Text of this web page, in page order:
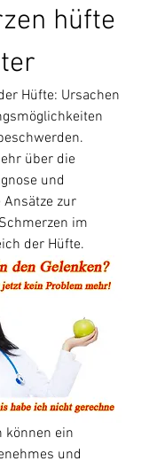
hüfte
Hüfte: Ursachen
über die
und
zur
im
der Hüfte.
können ein
und